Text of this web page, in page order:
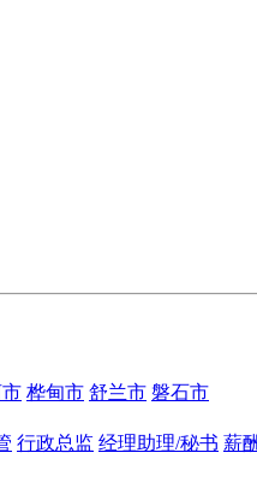
桦甸市 舒兰市 磐石市
行政总监 经理助理/秘书 薪